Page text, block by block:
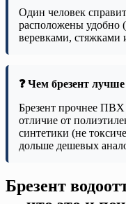
Один человек
расположены удобно
веревками, стяжками
❓ Чем брезент
Брезент прочнее
отличие от
синтетики (не
дольше дешевых
Брезент